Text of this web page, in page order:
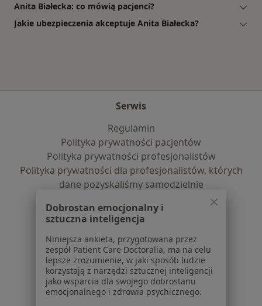
Anita Białecka: co mówią pacjenci?
Jakie ubezpieczenia akceptuje Anita Białecka?
Serwis
Regulamin
Polityka prywatności pacjentów
Polityka prywatności profesjonalistów
Polityka prywatności dla profesjonalistów, których
dane pozyskaliśmy samodzielnie
Jak działają wyniki wyszukiwania
Dostępność
O nas
Praca Rekrutujemy!
Partnerzy
Centrum prasowe
Kontakt
Dobrostan emocjonalny i
sztuczna inteligencja
Niniejsza ankieta, przygotowana przez
zespół Patient Care Doctoralia, ma na celu
lepsze zrozumienie, w jaki sposób ludzie
korzystają z narzędzi sztucznej inteligencji
jako wsparcia dla swojego dobrostanu
emocjonalnego i zdrowia psychicznego.